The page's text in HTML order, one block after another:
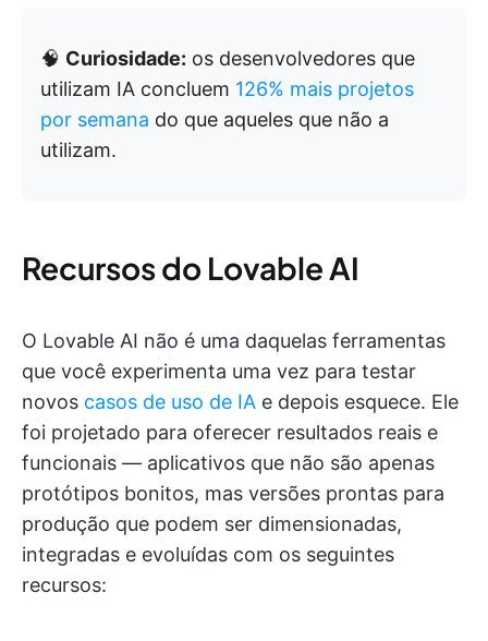
🧠 Curiosidade: os desenvolvedores que
utilizam IA concluem 126% mais projetos
por semana do que aqueles que não a
utilizam.
Recursos do Lovable AI
O Lovable AI não é uma daquelas ferramentas
que você experimenta uma vez para testar
novos casos de uso de IA e depois esquece. Ele
foi projetado para oferecer resultados reais e
funcionais — aplicativos que não são apenas
protótipos bonitos, mas versões prontas para
produção que podem ser dimensionadas,
integradas e evoluídas com os seguintes
recursos: